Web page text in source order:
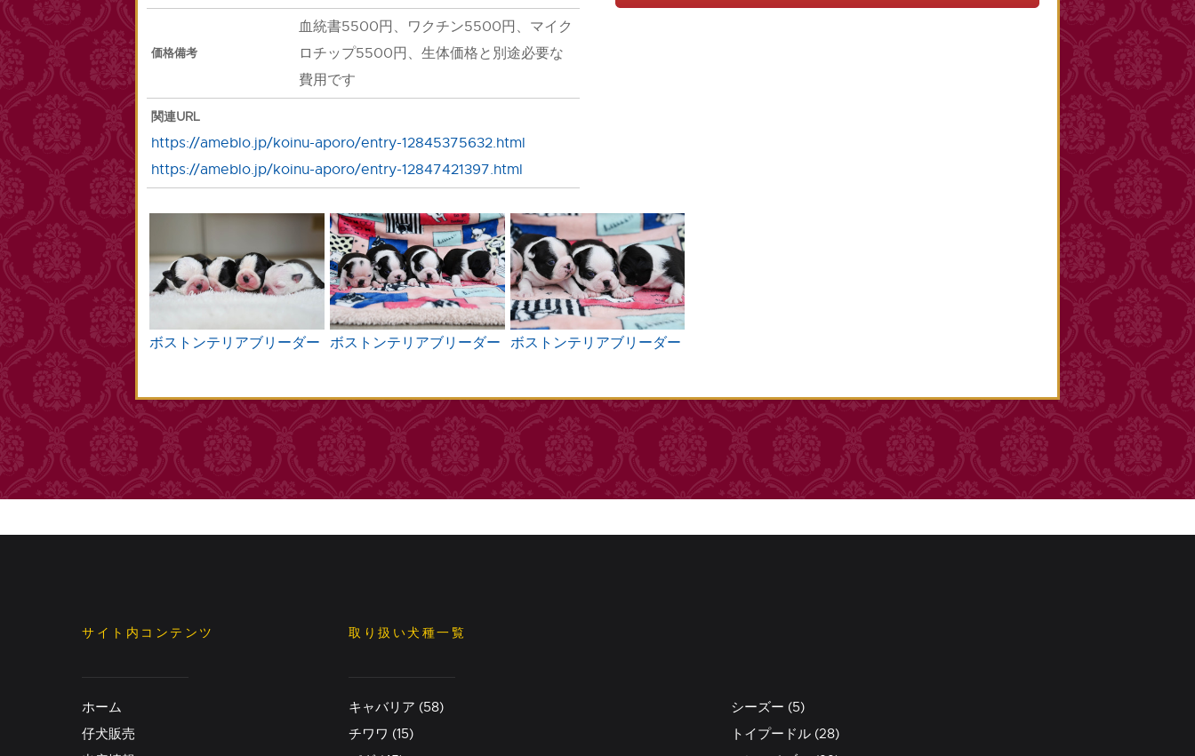
価格備考
血統書5500円、ワクチン5500円、マイク
ロチップ5500円、生体価格と別途必要な
費用です
関連URL
https://ameblo.jp/koinu-aporo/entry-12845375632.html
https://ameblo.jp/koinu-aporo/entry-12847421397.html
ボストンテリアブリーダー ボストンテリアブリーダー ボストンテリアブリーダー
サイト内コンテンツ
ホーム
仔犬販売
取り扱い犬種一覧
キャバリア (58)
シーズー (5)
チワワ (15)
トイプードル (28)